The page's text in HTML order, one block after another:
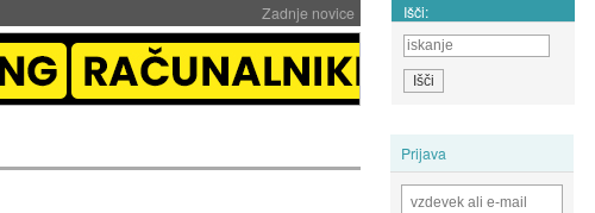
Zadnje novice Išči:
Prijava